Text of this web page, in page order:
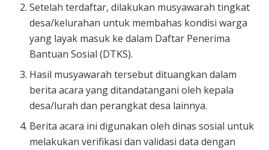
Setelah terdaftar, dilakukan musyawarah tingkat
desa/kelurahan untuk membahas kondisi warga
yang layak masuk ke dalam Daftar Penerima
Bantuan Sosial (DTKS).
Hasil musyawarah tersebut dituangkan dalam
berita acara yang ditandatangani oleh kepala
desa/lurah dan perangkat desa lainnya.
Berita acara ini digunakan oleh dinas sosial untuk
melakukan verifikasi dan validasi data dengan